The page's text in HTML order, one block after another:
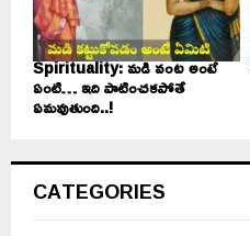
Spirituality: మడి వంట అంటే
ఏంటి… ఇది పాటించకపోతే
ఏమవుతుంది..!
CATEGORIES